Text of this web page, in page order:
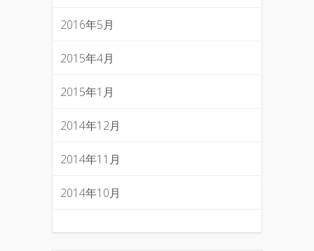
2016年5月
2015年4月
2015年1月
2014年12月
2014年11月
2014年10月